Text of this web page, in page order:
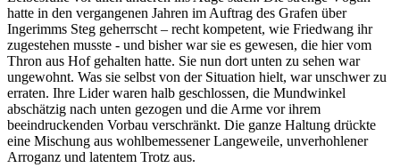
hatte in den vergangenen Jahren im Auftrag des Grafen über
Ingerimms Steg geherrscht – recht kompetent, wie Friedwang ihr
zugestehen musste - und bisher war sie es gewesen, die hier vom
Thron aus Hof gehalten hatte. Sie nun dort unten zu sehen war
ungewohnt. Was sie selbst von der Situation hielt, war unschwer zu
erraten. Ihre Lider waren halb geschlossen, die Mundwinkel
abschätzig nach unten gezogen und die Arme vor ihrem
beeindruckenden Vorbau verschränkt. Die ganze Haltung drückte
eine Mischung aus wohlbemessener Langeweile, unverhohlener
Arroganz und latentem Trotz aus.